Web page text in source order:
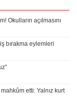
Okulların açılmasını
bırakma eylemleri
etti: Yalnız kurt